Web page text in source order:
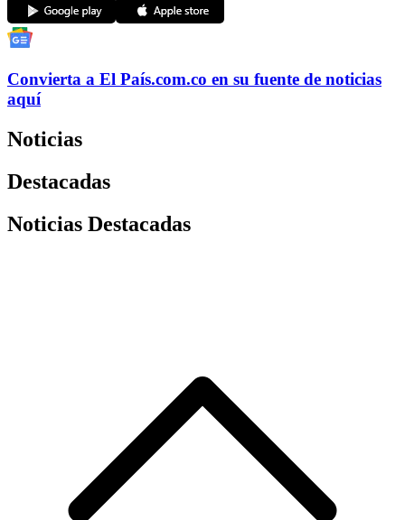
Convierta a El País.com.co en su fuente de noticias
aquí
Noticias
Destacadas
Noticias Destacadas